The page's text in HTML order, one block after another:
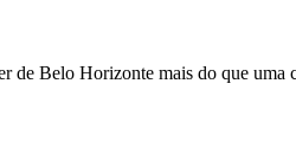
Belo Horizonte mais do que uma